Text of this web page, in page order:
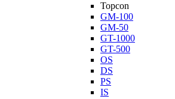
Topcon
GM-100
GM-50
GT-1000
GT-500
OS
DS
PS
IS